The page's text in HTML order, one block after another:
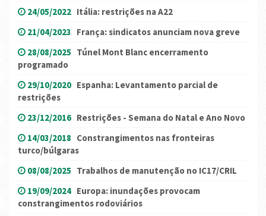
24/05/2022 Itália: restrições na A22
21/04/2023 França: sindicatos anunciam nova greve
28/08/2025 Túnel Mont Blanc encerramento
programado
29/10/2020 Espanha: Levantamento parcial de
restrições
23/12/2016 Restrições - Semana do Natal e Ano Novo
14/03/2018 Constrangimentos nas fronteiras
turco/búlgaras
08/08/2025 Trabalhos de manutenção no IC17/CRIL
19/09/2024 Europa: inundações provocam
constrangimentos rodoviários